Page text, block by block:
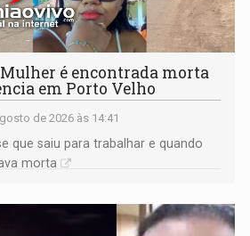
Mulher é encontrada morta
em Porto Velho
de 2026 às 14:41
que saiu para trabalhar e quando
morta